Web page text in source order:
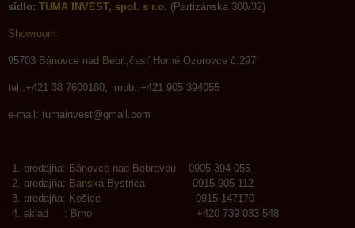
sídlo: TUMA INVEST, spol. s r.o. (Partizánska 300/32)
Showroom:
95703 Bánovce nad Bebr.,časť Horné Ozorovce č.297
tel.:+421 38 7600180, mob.:+421 905 394055
e-mail: tumainvest@gmail.com
predajňa: Bánovce nad Bebravou 0905 394 055
predajňa: Banská Bystrica 0915 905 112
predajňa: Košice 0915 147170
sklad : Brno +420 739 033 548